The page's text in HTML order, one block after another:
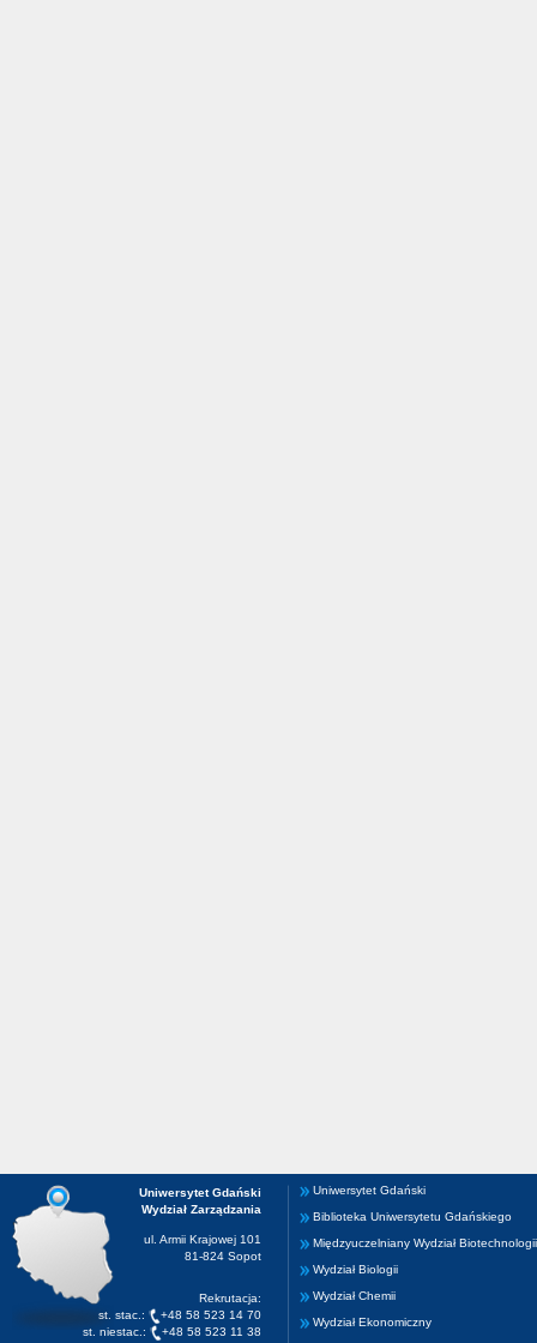
Uniwersytet Gdański
Wydział Zarządzania
ul. Armii Krajowej 101
81-824 Sopot
Rekrutacja:
st. stac.:
+48 58 523 14 70
st. niestac.:
+48 58 523 11 38
Uniwersytet Gdański
Biblioteka Uniwersytetu Gdańskiego
Międzyuczelniany Wydział Biotechnologii
Wydział Biologii
Wydział Chemii
Wydział Ekonomiczny